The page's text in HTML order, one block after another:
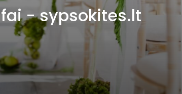
- sypsokites.lt